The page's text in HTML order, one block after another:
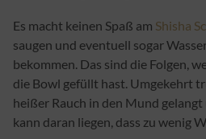
Es macht keinen Spaß am Shisha
saugen und eventuell sogar
bekommen. Das sind die Folgen,
die Bowl gefüllt hast. Umgekehrt
heißer Rauch in den Mund
kann daran liegen, dass zu wenig